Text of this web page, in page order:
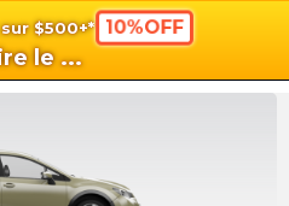
sur $500+* 10%OFF
le ...